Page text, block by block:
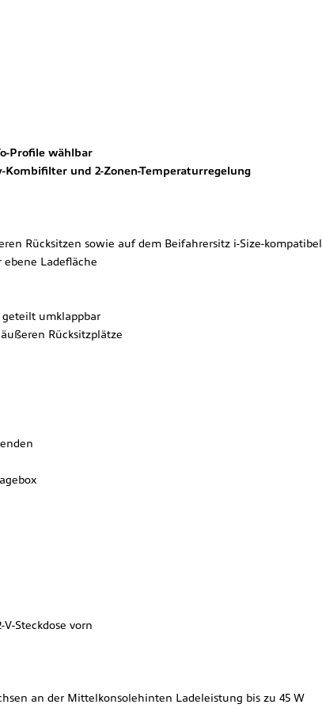
Profile wählbar
und 2-Zonen-Temperaturregelung
Rücksitzen sowie auf dem Beifahrersitz i-Size-kompatibel
ebene Ladefläche
umklappbar
Rücksitzplätze
Steckdose vorn
an der Mittelkonsolehinten Ladeleistung bis zu 45 W